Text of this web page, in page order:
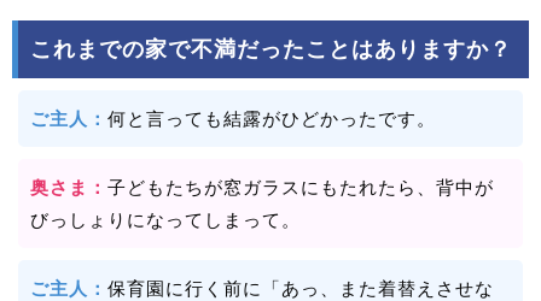
これまでの家で不満だったことはありますか？
ご主人： 何と言っても結露がひどかったです。
奥さま： 子どもたちが窓ガラスにもたれたら、背中が
びっしょりになってしまって。
ご主人： 保育園に行く前に「あっ、また着替えさせな